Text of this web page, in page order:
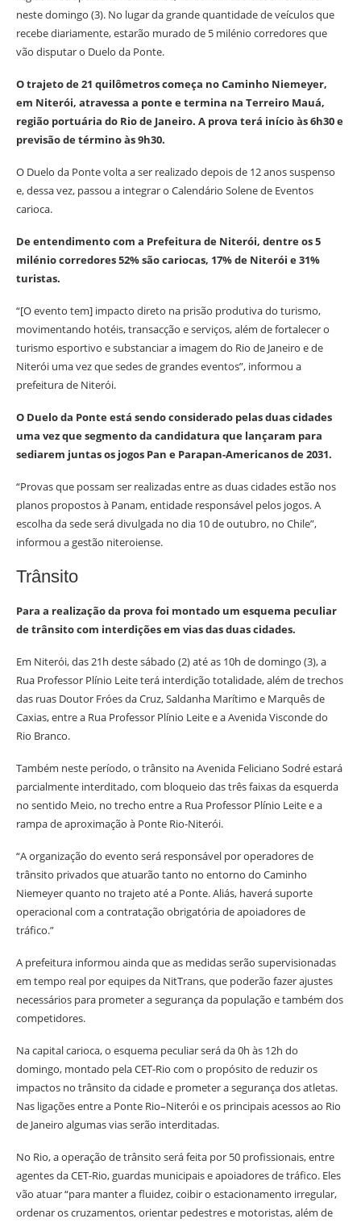
neste domingo (3). No lugar da grande quantidade de veículos que
recebe diariamente, estarão murado de 5 milénio corredores que
vão disputar o Duelo da Ponte.
O trajeto de 21 quilômetros começa no Caminho Niemeyer,
em Niterói, atravessa a ponte e termina na Terreiro Mauá,
região portuária do Rio de Janeiro. A prova terá início às 6h30 e
previsão de término às 9h30.
O Duelo da Ponte volta a ser realizado depois de 12 anos suspenso
e, dessa vez, passou a integrar o Calendário Solene de Eventos
carioca.
De entendimento com a Prefeitura de Niterói, dentre os 5
milénio corredores 52% são cariocas, 17% de Niterói e 31%
turistas.
“[O evento tem] impacto direto na prisão produtiva do turismo,
movimentando hotéis, transacção e serviços, além de fortalecer o
turismo esportivo e substanciar a imagem do Rio de Janeiro e de
Niterói uma vez que sedes de grandes eventos”, informou a
prefeitura de Niterói.
O Duelo da Ponte está sendo considerado pelas duas cidades
uma vez que segmento da candidatura que lançaram para
sediarem juntas os jogos Pan e Parapan-Americanos de 2031.
“Provas que possam ser realizadas entre as duas cidades estão nos
planos propostos à Panam, entidade responsável pelos jogos. A
escolha da sede será divulgada no dia 10 de outubro, no Chile”,
informou a gestão niteroiense.
Trânsito
Para a realização da prova foi montado um esquema peculiar
de trânsito com interdições em vias das duas cidades.
Em Niterói, das 21h deste sábado (2) até as 10h de domingo (3), a
Rua Professor Plínio Leite terá interdição totalidade, além de trechos
das ruas Doutor Fróes da Cruz, Saldanha Marítimo e Marquês de
Caxias, entre a Rua Professor Plínio Leite e a Avenida Visconde do
Rio Branco.
Também neste período, o trânsito na Avenida Feliciano Sodré estará
parcialmente interditado, com bloqueio das três faixas da esquerda
no sentido Meio, no trecho entre a Rua Professor Plínio Leite e a
rampa de aproximação à Ponte Rio-Niterói.
“A organização do evento será responsável por operadores de
trânsito privados que atuarão tanto no entorno do Caminho
Niemeyer quanto no trajeto até a Ponte. Aliás, haverá suporte
operacional com a contratação obrigatória de apoiadores de
tráfico.”
A prefeitura informou ainda que as medidas serão supervisionadas
em tempo real por equipes da NitTrans, que poderão fazer ajustes
necessários para prometer a segurança da população e também dos
competidores.
Na capital carioca, o esquema peculiar será da 0h às 12h do
domingo, montado pela CET-Rio com o propósito de reduzir os
impactos no trânsito da cidade e prometer a segurança dos atletas.
Nas ligações entre a Ponte Rio–Niterói e os principais acessos ao Rio
de Janeiro algumas vias serão interditadas.
No Rio, a operação de trânsito será feita por 50 profissionais, entre
agentes da CET-Rio, guardas municipais e apoiadores de tráfico. Eles
vão atuar “para manter a fluidez, coibir o estacionamento irregular,
ordenar os cruzamentos, orientar pedestres e motoristas, além de